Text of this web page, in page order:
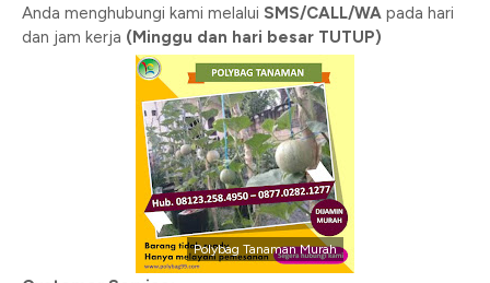
Anda menghubungi kami melalui SMS/CALL/WA pada hari
dan jam kerja (Minggu dan hari besar TUTUP)
Polybag Tanaman Murah